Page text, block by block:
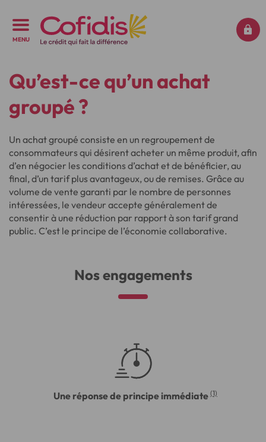
MENU
Qu’est-ce qu’un achat
groupé ?
Un achat groupé consiste en un regroupement de
consommateurs qui désirent acheter un même produit, afin
d’en négocier les conditions d’achat et de bénéficier, au
final, d’un tarif plus avantageux, ou de remises. Grâce au
volume de vente garanti par le nombre de personnes
intéressées, le vendeur accepte généralement de
consentir à une réduction par rapport à son tarif grand
public. C’est le principe de l’économie collaborative.
Nos engagements
Une réponse de principe immédiate (1)